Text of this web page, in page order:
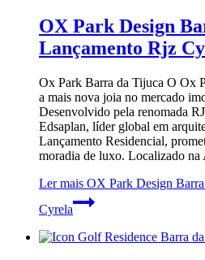
OX Park Design
Lançamento Rjz
Ox Park Barra da Tijuca O Ox
a mais nova joia no mercado
Desenvolvido pela renomada
Edsaplan, líder global em
Lançamento Residencial,
moradia de luxo. Localizado
Ler mais OX Park Design
Cyrela